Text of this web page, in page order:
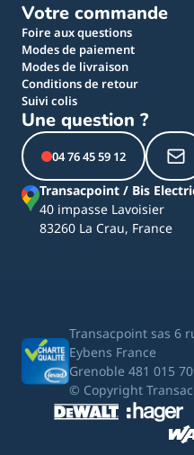
Votre commande
Foire aux questions
Modes de paiement
Modes de livraison
Conditions de retour
Suivi colis
Une question ?
04 76 45 59 12
Transacpoint / Bis
40 impasse Lavoisier
83260 La Crau, France
Transacpoint sas 6
Eybens France
Grenoble 481 015
© Copyright